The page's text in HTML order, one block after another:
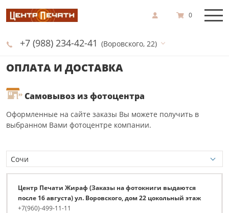
+7 (988) 234-42-41 (Воровского, 22)
0
ОПЛАТА И ДОСТАВКА
Самовывоз из фотоцентра
Оформленные на сайте заказы Вы можете получить в
выбранном Вами фотоцентре компании.
Центр Печати Жираф (Заказы на фотокниги выдаются
после 16 августа) ул. Воровского, дом 22 цокольный этаж
+7(960)-499-11-11